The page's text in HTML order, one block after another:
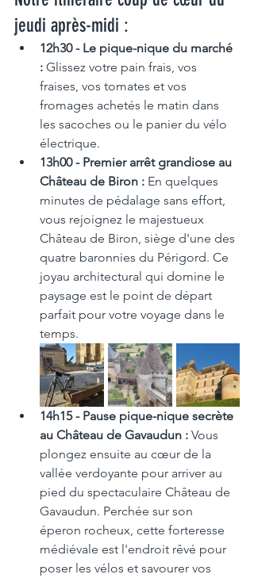
jeudi après-midi :
12h30 - Le pique-nique du marché
: Glissez votre pain frais, vos
fraises, vos tomates et vos
fromages achetés le matin dans
les sacoches ou le panier du vélo
électrique.
13h00 - Premier arrêt grandiose au
Château de Biron : En quelques
minutes de pédalage sans effort,
vous rejoignez le majestueux
Château de Biron, siège d'une des
quatre baronnies du Périgord. Ce
joyau architectural qui domine le
paysage est le point de départ
parfait pour votre voyage dans le
temps.
14h15 - Pause pique-nique secrète
au Château de Gavaudun : Vous
plongez ensuite au cœur de la
vallée verdoyante pour arriver au
pied du spectaculaire Château de
Gavaudun. Perchée sur son
éperon rocheux, cette forteresse
médiévale est l'endroit rêvé pour
poser les vélos et savourer vos